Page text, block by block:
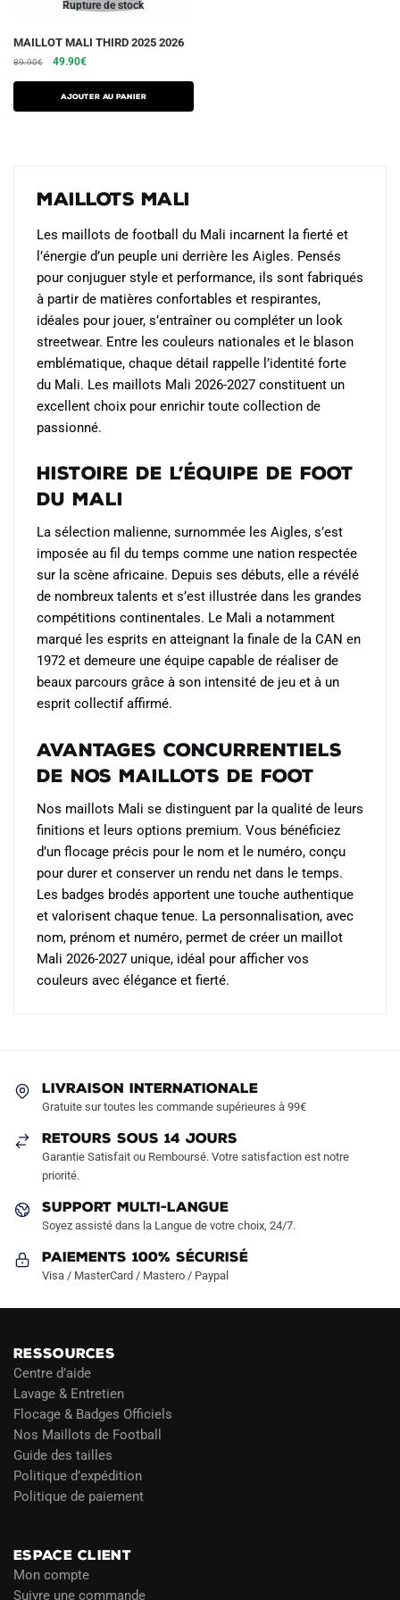
Rupture de stock
MAILLOT MALI THIRD 2025 2026
89.90€
Le
initial
était :
49.90€Le
actuel
est :
AJOUTER AU PANIER
Ce
produit
a
plusieurs
peuvent
choisies
page
produit
Maillots Mali
Les maillots de football du Mali incarnent la fierté et
l’énergie d’un peuple uni derrière les Aigles. Pensés
pour conjuguer style et performance, ils sont fabriqués
à partir de matières confortables et respirantes,
idéales pour jouer, s’entraîner ou compléter un look
streetwear. Entre les couleurs nationales et le blason
emblématique, chaque détail rappelle l’identité forte
du Mali. Les maillots Mali 2026-2027 constituent un
excellent choix pour enrichir toute collection de
passionné.
Histoire de l’Équipe de Foot
du Mali
La sélection malienne, surnommée les Aigles, s’est
imposée au fil du temps comme une nation respectée
sur la scène africaine. Depuis ses débuts, elle a révélé
de nombreux talents et s’est illustrée dans les grandes
compétitions continentales. Le Mali a notamment
marqué les esprits en atteignant la finale de la CAN en
1972 et demeure une équipe capable de réaliser de
beaux parcours grâce à son intensité de jeu et à un
esprit collectif affirmé.
Avantages Concurrentiels
de Nos Maillots de Foot
Nos maillots Mali se distinguent par la qualité de leurs
finitions et leurs options premium. Vous bénéficiez
d’un flocage précis pour le nom et le numéro, conçu
pour durer et conserver un rendu net dans le temps.
Les badges brodés apportent une touche authentique
et valorisent chaque tenue. La personnalisation, avec
nom, prénom et numéro, permet de créer un maillot
Mali 2026-2027 unique, idéal pour afficher vos
couleurs avec élégance et fierté.
LIVRAISON INTERNATIONALE
Gratuite sur toutes les commande supérieures à 99€
RETOURS SOUS 14 JOURS
Garantie Satisfait ou Remboursé. Votre satisfaction est notre
priorité.
SUPPORT MULTI-LANGUE
Soyez assisté dans la Langue de votre choix, 24/7.
Paiements 100% Sécurisé
Visa / MasterCard / Mastero / Paypal
RESSOURCES
Centre d’aide
Lavage & Entretien
Flocage & Badges Officiels
Nos Maillots de Football
Guide des tailles
Politique d’expédition
Politique de paiement
ESPACE CLIENT
Mon compte
Suivre une commande